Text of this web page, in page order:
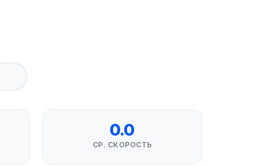
0.0
СР. СКОРОСТЬ